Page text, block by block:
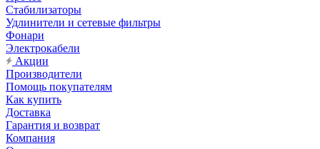
Стабилизаторы
Удлинители и сетевые фильтры
Фонари
Электрокабели
Акции
Производители
Помощь покупателям
Как купить
Доставка
Гарантия и возврат
Компания